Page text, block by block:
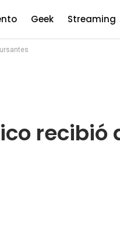
Geek Streaming
recibió